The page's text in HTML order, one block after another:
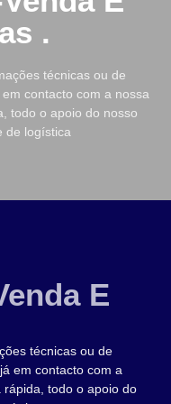
.
técnicas ou de
contacto com a nossa
todo o apoio do nosso
de logística
E
técnicas ou de
em contacto com a
todo o apoio do